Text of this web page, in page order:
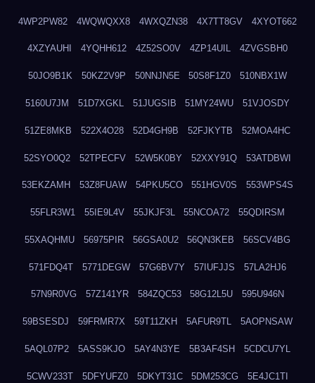
4WP2PW82 4WQWQXX8 4WXQZN38 4X7TT8GV 4XYOT662
4XZYAUHI 4YQHH612 4Z52SO0V 4ZP14UIL 4ZVGSBH0
50JO9B1K 50KZ2V9P 50NNJN5E 50S8F1Z0 510NBX1W
5160U7JM 51D7XGKL 51JUGSIB 51MY24WU 51VJOSDY
51ZE8MKB 522X4O28 52D4GH9B 52FJKYTB 52MOA4HC
52SYO0Q2 52TPECFV 52W5K0BY 52XXY91Q 53ATDBWI
53EKZAMH 53Z8FUAW 54PKU5CO 551HGV0S 553WPS4S
55FLR3W1 55IE9L4V 55JKJF3L 55NCOA72 55QDIRSM
55XAQHMU 56975PIR 56GSA0U2 56QN3KEB 56SCV4BG
571FDQ4T 5771DEGW 57G6BV7Y 57IUFJJS 57LA2HJ6
57N9R0VG 57Z141YR 584ZQC53 58G12L5U 595U946N
59BSESDJ 59FRMR7X 59T11ZKH 5AFUR9TL 5AOPNSAW
5AQL07P2 5ASS9KJO 5AY4N3YE 5B3AF4SH 5CDCU7YL
5CWV233T 5DFYUFZ0 5DKYT31C 5DM253CG 5E4JC1TI